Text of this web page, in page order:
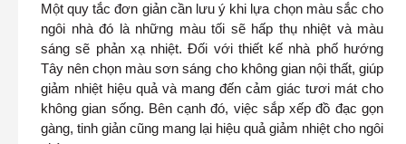
Một quy tắc đơn giản cần lưu ý khi lựa chọn màu sắc cho
ngôi nhà đó là những màu tối sẽ hấp thụ nhiệt và màu
sáng sẽ phản xạ nhiệt. Đối với thiết kế nhà phố hướng
Tây nên chọn màu sơn sáng cho không gian nội thất, giúp
giảm nhiệt hiệu quả và mang đến cảm giác tươi mát cho
không gian sống. Bên cạnh đó, việc sắp xếp đồ đạc gọn
gàng, tinh giản cũng mang lại hiệu quả giảm nhiệt cho ngôi